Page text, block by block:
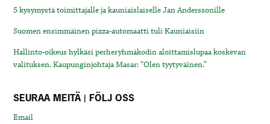
5 kysymystä toimittajalle ja kauniaislaiselle Jan Anderssonille
Suomen ensimmäinen pizza-automaatti tuli Kauniaisiin
Hallinto-oikeus hylkäsi perheryhmäkodin aloittamislupaa koskevan
valituksen. Kaupunginjohtaja Masar: “Olen tyytyväinen.”
SEURAA MEITÄ | FÖLJ OSS
Email